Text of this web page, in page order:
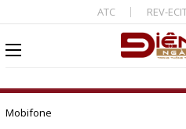
ATC REV-
Mobifone